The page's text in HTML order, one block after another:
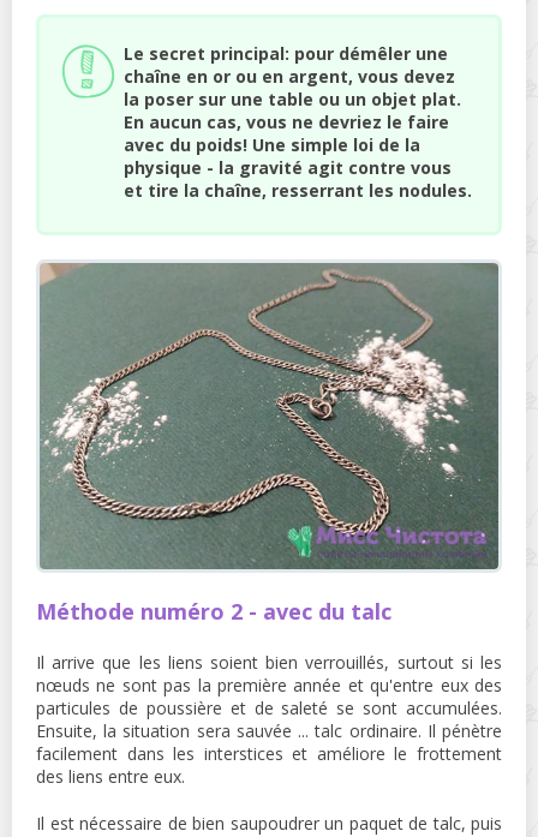
Le secret principal: pour démêler une
chaîne en or ou en argent, vous devez
la poser sur une table ou un objet plat.
En aucun cas, vous ne devriez le faire
avec du poids! Une simple loi de la
physique - la gravité agit contre vous
et tire la chaîne, resserrant les nodules.
Méthode numéro 2 - avec du talc
Il arrive que les liens soient bien verrouillés, surtout si les
nœuds ne sont pas la première année et qu'entre eux des
particules de poussière et de saleté se sont accumulées.
Ensuite, la situation sera sauvée ... talc ordinaire. Il pénètre
facilement dans les interstices et améliore le frottement
des liens entre eux.
Il est nécessaire de bien saupoudrer un paquet de talc, puis